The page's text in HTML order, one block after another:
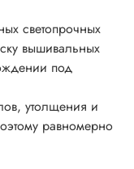
светопрочных
вышивальных
под
утолщения и
равномерно